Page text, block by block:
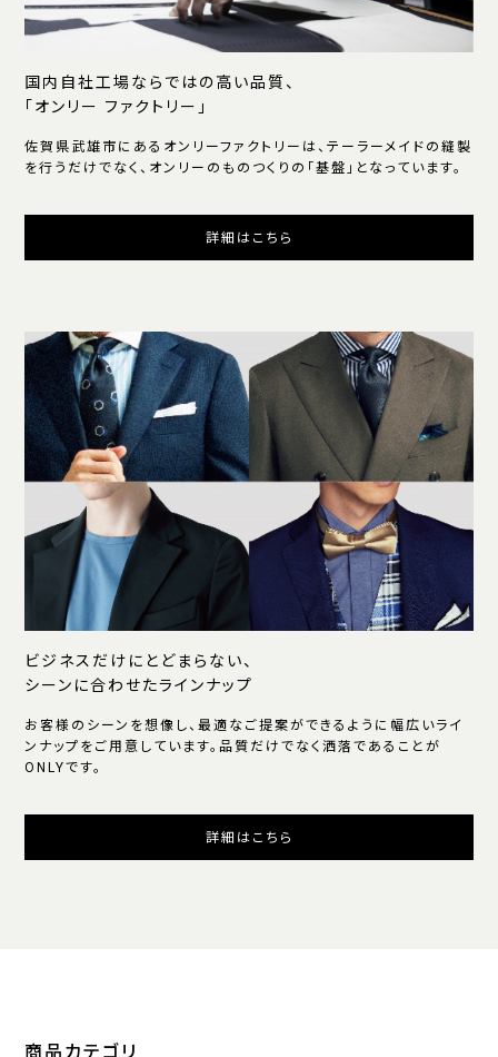
国内自社工場ならではの高い品質、
「オンリー ファクトリー」
佐賀県武雄市にあるオンリーファクトリーは、テーラーメイドの縫製
を行うだけでなく、オンリーのものつくりの「基盤」となっています。
詳細はこちら
ビジネスだけにとどまらない、
シーンに合わせたラインナップ
お客様のシーンを想像し、最適なご提案ができるように幅広いライ
ンナップをご用意しています。品質だけでなく洒落であることが
ONLYです。
詳細はこちら
商品カテゴリ